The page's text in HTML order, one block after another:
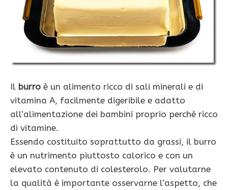
Il burro è un alimento ricco di sali minerali e di
vitamina A, facilmente digeribile e adatto
all’alimentazione dei bambini proprio perché ricco
di vitamine.
Essendo costituito soprattutto da grassi, il burro
è un nutrimento piuttosto calorico e con un
elevato contenuto di colesterolo. Per valutarne
la qualità è importante osservarne l’aspetto, che